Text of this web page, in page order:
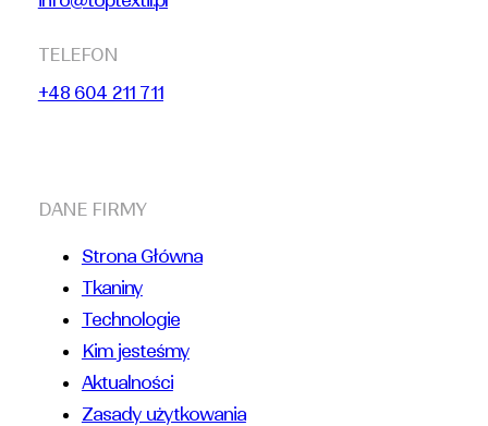
TELEFON
+48 604 211 711
DANE FIRMY
Strona Główna
Tkaniny
Technologie
Kim jesteśmy
Aktualności
Zasady użytkowania